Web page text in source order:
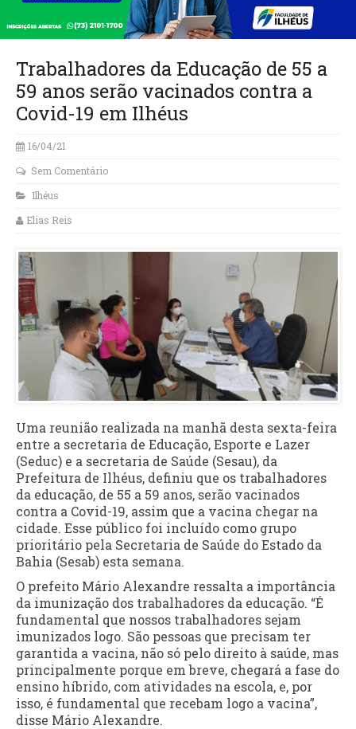
Trabalhadores da Educação de 55 a
59 anos serão vacinados contra a
Covid-19 em Ilhéus
16/04/21
Sem Comentário
Ilhéus
Elias Reis
Uma reunião realizada na manhã desta sexta-feira
entre a secretaria de Educação, Esporte e Lazer
(Seduc) e a secretaria de Saúde (Sesau), da
Prefeitura de Ilhéus, definiu que os trabalhadores
da educação, de 55 a 59 anos, serão vacinados
contra a Covid-19, assim que a vacina chegar na
cidade. Esse público foi incluído como grupo
prioritário pela Secretaria de Saúde do Estado da
Bahia (Sesab) esta semana.
O prefeito Mário Alexandre ressalta a importância
da imunização dos trabalhadores da educação. “É
fundamental que nossos trabalhadores sejam
imunizados logo. São pessoas que precisam ter
garantida a vacina, não só pelo direito à saúde, mas
principalmente porque em breve, chegará a fase do
ensino híbrido, com atividades na escola, e, por
isso, é fundamental que recebam logo a vacina”,
disse Mário Alexandre.